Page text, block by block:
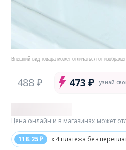
Внешний вид товара может отличаться от
488 ₽ 473 ₽ узнай
118.25 ₽ x 4 платежа без
Цена онлайн и в магазинах может